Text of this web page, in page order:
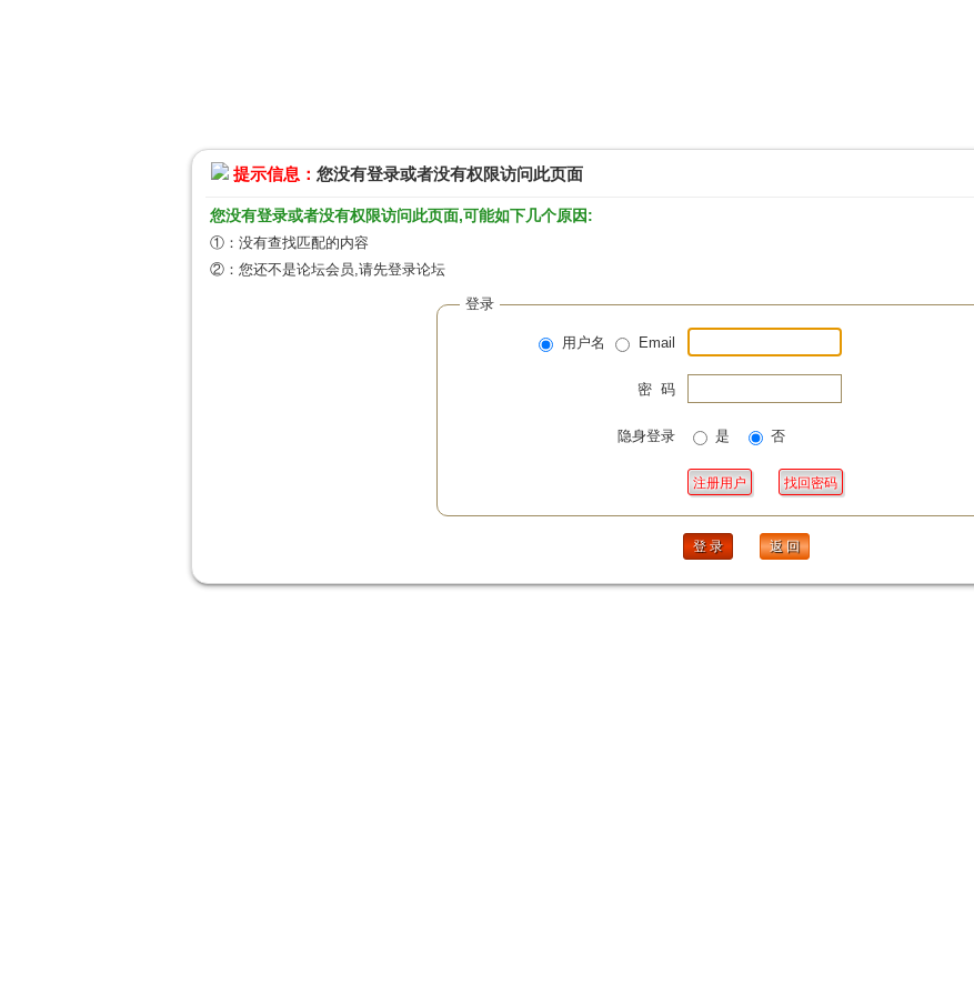
提示信息： 您没有登录或者没有权限访问此页面
您没有登录或者没有权限访问此页面,可能如下几个原因:
①：没有查找匹配的内容
②：您还不是论坛会员,请先登录论坛
登录
用户名 Email
密 码
隐身登录 是 否